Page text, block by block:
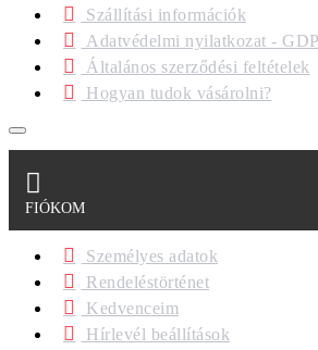
Szállítási információk
Adatvédelmi nyilatkozat -
Általános szerződési feltételek
Hogyan tudok vásárolni?
FIÓKOM
Személyes adatok
Rendeléstörténet
Kedvenceim
Hírlevél beállítások